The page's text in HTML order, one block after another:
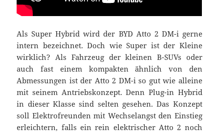
Als Super Hybrid wird der BYD Atto 2 DM-i gerne
intern bezeichnet. Doch wie Super ist der Kleine
wirklich? Als Fahrzeug der kleinen B-SUVs oder
auch fast einem kompakten ähnlich von den
Abmessungen ist der Atto 2 DM-i so gut wie alleine
mit seinem Antriebskonzept. Denn Plug-in Hybrid
in dieser Klasse sind selten gesehen. Das Konzept
soll Elektrofreunden mit Wechselangst den Einstieg
erleichtern, falls ein rein elektrischer Atto 2 noch